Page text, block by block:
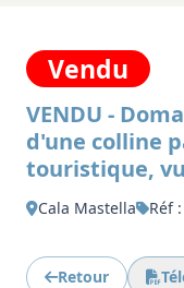
Vendu
VENDU -
d'une colline
touristique,
Cala Mastella Réf
Retour